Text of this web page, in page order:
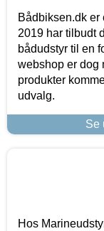
Bådbiksen.dk er
2019 har tilbudt
bådudstyr til en
webshop er dog
produkter
udvalg.
Se
Hos